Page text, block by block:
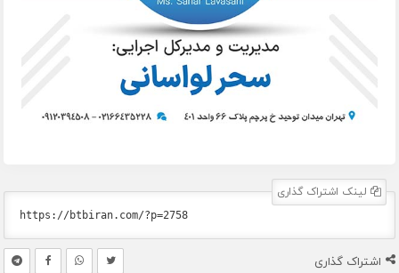
لینک اشتراک گذاری
اشتراک گذاری